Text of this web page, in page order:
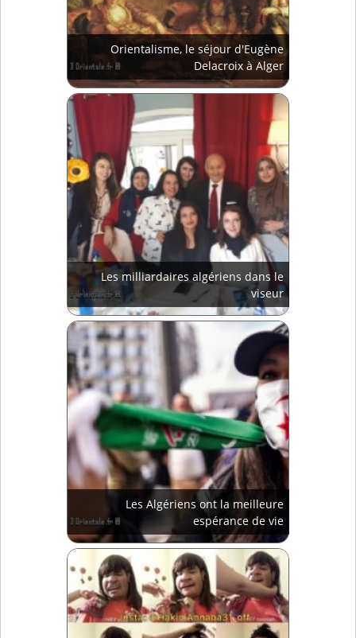
Orientalisme, le séjour d'Eugène
Delacroix à Alger
Les milliardaires algériens dans le
viseur
Les Algériens ont la meilleure
espérance de vie